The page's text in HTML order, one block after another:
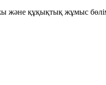
құқықтық жұмыс